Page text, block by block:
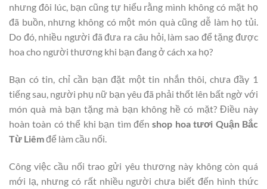
nhưng đôi lúc, bạn cũng tự hiểu rằng mình không có mặt họ
đã buồn, nhưng không có một món quà cũng dễ làm họ tủi.
Do đó, nhiều người đã đưa ra câu hỏi, làm sao để tặng được
hoa cho người thương khi bạn đang ở cách xa họ?
Bạn có tin, chỉ cần bạn đặt một tin nhắn thôi, chưa đầy 1
tiếng sau, người phụ nữ bạn yêu đã phải thốt lên bất ngờ với
món quà mà bạn tặng mà bạn không hề có mặt? Điều này
hoàn toàn có thể khi bạn tìm đếnshop hoa tươi Quận Bắc
Từ Liêmđể làm cầu nối.
Công việc cầu nối trao gửi yêu thương này không còn quá
mới lạ, nhưng có rất nhiều người chưa biết đến hình thức